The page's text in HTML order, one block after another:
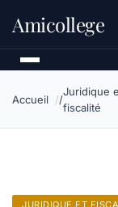
Amicollege
Accueil
Juridique
fiscalité
JURIDIQUE ET